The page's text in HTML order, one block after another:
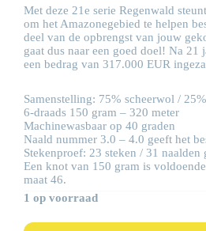
Met deze 21e serie Regenwald
om het Amazonegebied te helpen
deel van de opbrengst van jouw
gaat dus naar een goed doel! Na 21
een bedrag van 317.000 EUR
Samenstelling: 75% scheerwol /
6-draads 150 gram – 320 meter
Machinewasbaar op 40 graden
Naald nummer 3.0 – 4.0 geeft het
Stekenproef: 23 steken / 31 naalden
Een knot van 150 gram is
maat 46.
1 op voorraad